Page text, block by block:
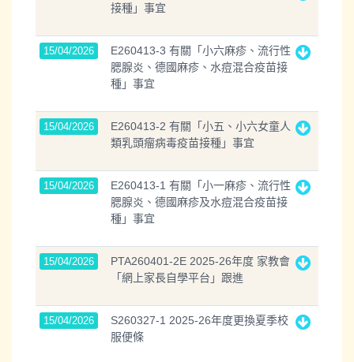
接種」事宜
15/04/2026
E260413-3 有關「小六麻疹、流行性
腮腺炎、德國麻疹、水痘混合疫苗接
種」事宜
15/04/2026
E260413-2 有關「小五、小六女童人
類乳頭瘤病毒疫苗接種」事宜
15/04/2026
E260413-1 有關「小一麻疹、流行性
腮腺炎、德國麻疹及水痘混合疫苗接
種」事宜
15/04/2026
PTA260401-2E 2025-26年度 家教會
「網上家長自學平台」跟進
15/04/2026
S260327-1 2025-26年度更換夏季校
服便條